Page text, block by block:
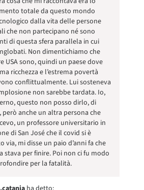
totale da questo mondo
dalla vita delle persone
che non partecipano né sono
di questa sfera parallela in cui
Non dimentichiamo che
USA sono, quindi un paese dove
ricchezza e l’estrema povertà
conflittualmente. Lui sosteneva
non sarebbe tardata. Io,
questo non posso dirlo, di
però anche un altra persona che
un professore universitario in
di San José che il covid si è
via, mi disse un paio d’anni fa che
stava per finire. Poi non ci fu modo
per la fatalità.